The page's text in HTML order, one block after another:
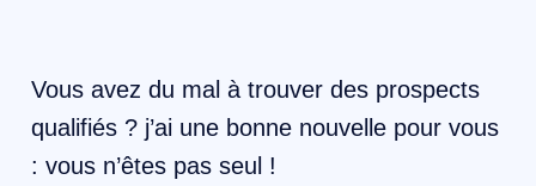
Vous avez du mal à trouver des prospects
qualifiés ? j’ai une bonne nouvelle pour vous
: vous n’êtes pas seul !